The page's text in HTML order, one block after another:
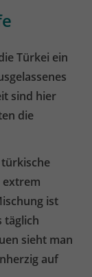
Türkei ein
sind hier
die
türkische
extrem
ist
täglich
sieht man
auf